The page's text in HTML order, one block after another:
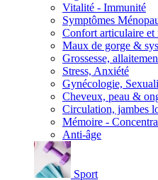
Vitalité - Immunité
Symptômes
Confort articulaire et
Maux de gorge &
Grossesse,
Stress, Anxiété
Gynécologie,
Cheveux, peau &
Circulation, jambes
Mémoire -
Anti-âge
Sport